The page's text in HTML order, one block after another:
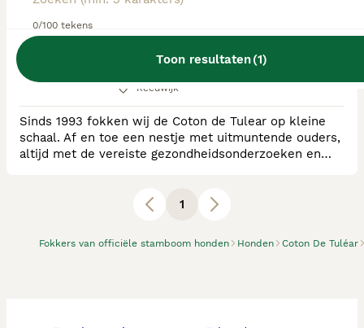
0/100 tekens
Toon resultaten(1)
Fokkers van officiële stamboom honden Honden Coton De Tuléar
Coton De Tuléar
Reeuwijk
Sinds 1993 fokken wij de Coton de Tulear op kleine
schaal. Af en toe een nestje met uitmuntende ouders,
altijd met de vereiste gezondheidsonderzoeken en
wandelmogelijkheden. De pups groeien op in
1